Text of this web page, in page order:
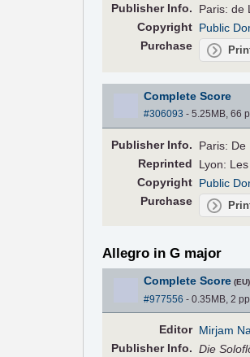
PublisherInfo.
Paris: de
Copyright Public
Purchase
Complete Score
#306093 - 5.25MB, 66
PublisherInfo.
Paris: De
Reprinted
Lyon:
Copyright Public
Purchase
Allegro in G major
Complete Score(EU)
#977556 - 0.35MB, 2
Editor Mirjam
PublisherInfo. Die